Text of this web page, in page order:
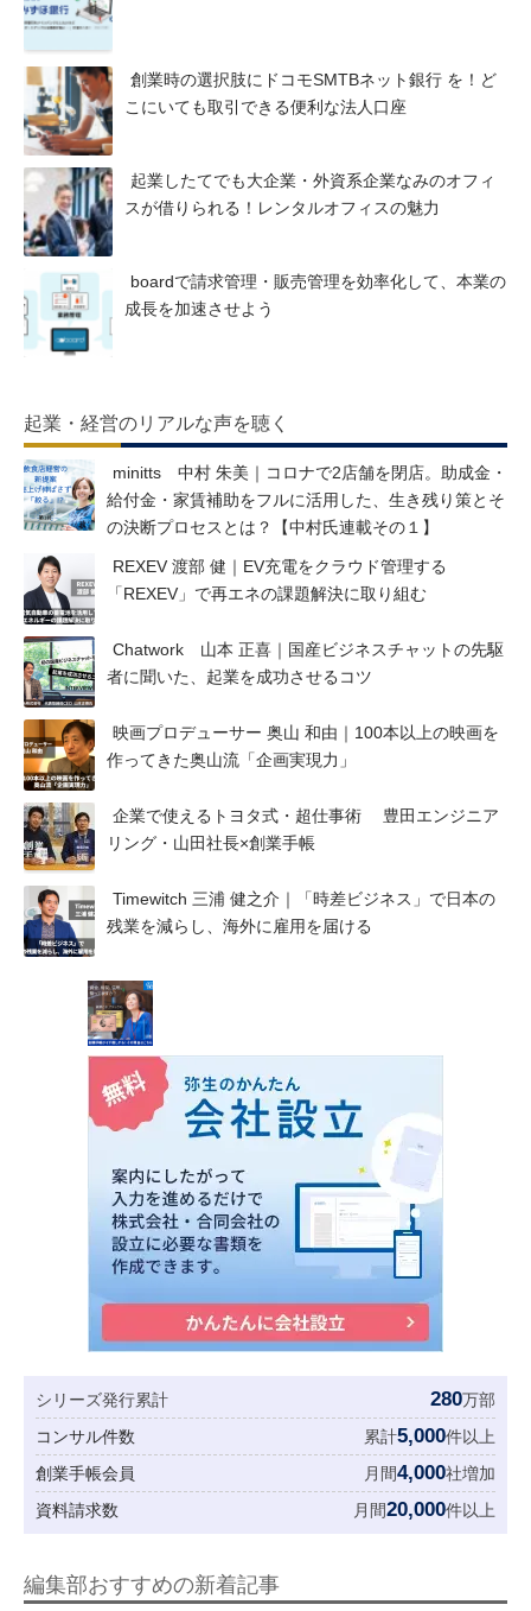
創業時の選択肢にドコモSMTBネット銀行 を！ど
こにいても取引できる便利な法人口座
起業したてでも大企業・外資系企業なみのオフィ
スが借りられる！レンタルオフィスの魅力
boardで請求管理・販売管理を効率化して、本業の
成長を加速させよう
起業・経営のリアルな声を聴く
minitts 中村 朱美｜コロナで2店舗を閉店。助成金・
給付金・家賃補助をフルに活用した、生き残り策とそ
の決断プロセスとは？【中村氏連載その１】
REXEV 渡部 健｜EV充電をクラウド管理する
「REXEV」で再エネの課題解決に取り組む
Chatwork 山本 正喜｜国産ビジネスチャットの先駆
者に聞いた、起業を成功させるコツ
映画プロデューサー 奥山 和由｜100本以上の映画を
作ってきた奥山流「企画実現力」
企業で使えるトヨタ式・超仕事術 豊田エンジニア
リング・山田社長×創業手帳
Timewitch 三浦 健之介｜「時差ビジネス」で日本の
残業を減らし、海外に雇用を届ける
シリーズ発行累計 280万部
コンサル件数
累計5,000件以上
創業手帳会員
月間4,000社増加
資料請求数
月間20,000件以上
編集部おすすめの新着記事